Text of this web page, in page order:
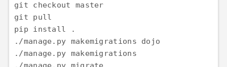
git checkout master
git pull
pip install .
./manage.py makemigrations dojo
./manage.py makemigrations